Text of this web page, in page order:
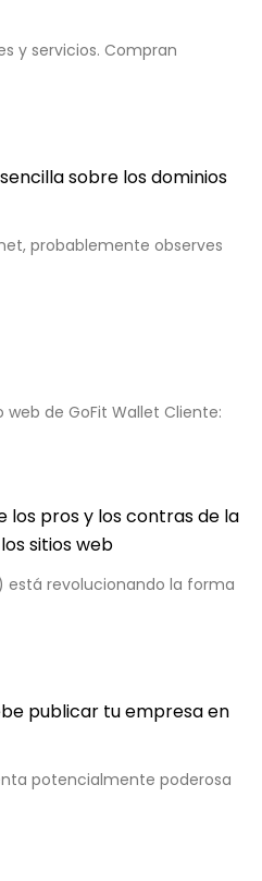
y servicios. Compran
sobre los dominios
probablemente observes
web de GoFit Wallet Cliente:
los pros y los contras de la
sitios web
está revolucionando la forma
publicar tu empresa en
potencialmente poderosa